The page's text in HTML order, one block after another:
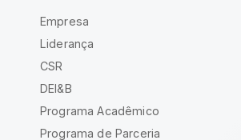
Empresa
Liderança
CSR
DEI&B
Programa Acadêmico
Programa de Parceria